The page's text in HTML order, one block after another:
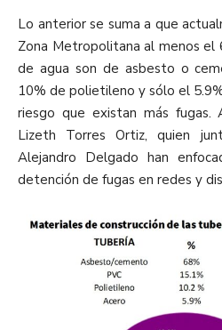
Lo anterior se suma a que
Zona Metropolitana al menos
de agua son de asbesto o
10% de polietileno y sólo el
riesgo que existan más
Lizeth Torres Ortiz, quien
Alejandro Delgado han
detención de fugas en redes y